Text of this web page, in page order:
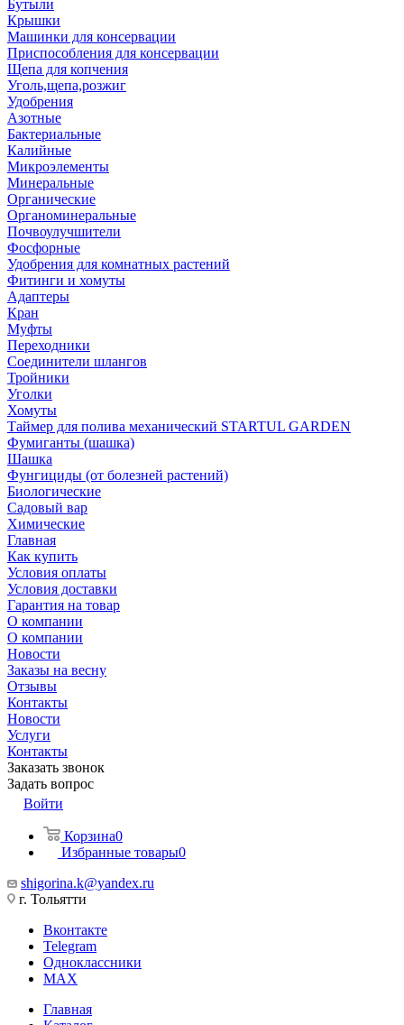
Бутыли
Крышки
Машинки для консервации
Приспособления для консервации
Щепа для копчения
Уголь,щепа,розжиг
Удобрения
Азотные
Бактериальные
Калийные
Микроэлементы
Минеральные
Органические
Органоминеральные
Почвоулучшители
Фосфорные
Удобрения для комнатных растений
Фитинги и хомуты
Адаптеры
Кран
Муфты
Переходники
Соединители шлангов
Тройники
Уголки
Хомуты
Таймер для полива механический STARTUL GARDEN
Фумиганты (шашка)
Шашка
Фунгициды (от болезней растений)
Биологические
Садовый вар
Химические
Главная
Как купить
Условия оплаты
Условия доставки
Гарантия на товар
О компании
О компании
Новости
Заказы на весну
Отзывы
Контакты
Новости
Услуги
Контакты
Заказать звонок
Задать вопрос
Войти
Корзина0
Избранные товары0
shigorina.k@yandex.ru
г. Тольятти
Вконтакте
Telegram
Одноклассники
MAX
Главная